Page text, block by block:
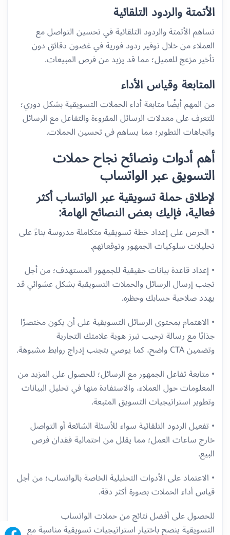
الأتمتة والردود التلقائية
تساهم الأتمتة والردود التلقائية في تحسين التواصل مع
العملاء من خلال توفير ردود فورية في غضون دقائق دون
تأخير مزعج للعميل؛ مما قد يزيد من فرص المبيعات.
المتابعة وقياس الأداء
من المهم أيضًا متابعة أداء الحملات التسويقية بشكل دوري؛
للتعرف على معدلات الرسائل المقروءة والتفاعل مع الرسائل
واتجاهات التطوير؛ مما يساهم في تحسين الحملات.
أهم أدوات ونصائح نجاح حملات
التسويق عبر الواتساب
لإطلاق حملة تسويقية عبر الواتساب أكثر
فعالية، فإليك بعض النصائح الهامة:
• الحرص على إعداد خطة تسويقية متكاملة مدروسة بناءً على
تحليلات سلوكيات الجمهور وتوقعاتهم.
• إعداد قاعدة بيانات حقيقية للجمهور المستهدف؛ من أجل
تجنب إرسال الرسائل والحملات التسويقية بشكل عشوائي قد
يهدد صلاحية حسابك وحظره.
• الاهتمام بمحتوى الرسائل التسويقية على أن يكون مختصرًا
جذابًا مع رسالة ترحيب تبرز هوية علامتك التجارية
وتضمين CTA واضح، كما يوصي بتجنب إدراج روابط مشبوهة.
• متابعة تفاعل الجمهور مع الرسائل؛ للحصول على المزيد من
المعلومات حول العملاء، والاستفادة منها في تحليل البيانات
وتطوير استراتيجيات التسويق المتبعة.
• تفعيل الردود التلقائية سواء للأسئلة الشائعة أو التواصل
خارج ساعات العمل؛ مما يقلل من احتمالية فقدان فرص
البيع.
• الاعتماد على الأدوات التحليلية الخاصة بالواتساب؛ من أجل
قياس أداء الحملات بصورة أكثر دقة.
للحصول على أفضل نتائج من حملات الواتساب
التسويقية ينصح باختيار استراتيجيات تسويقية مناسبة مع